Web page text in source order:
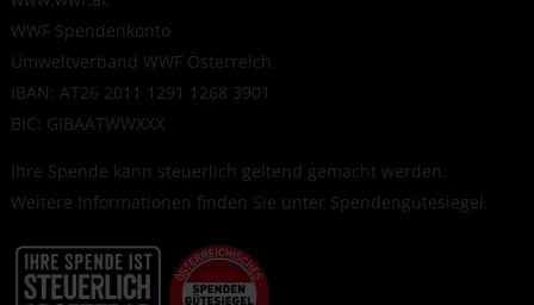
WWF Spendenkonto
Umweltverband WWF Österreich
IBAN: AT26 2011 1291 1268 3901
BIC: GIBAATWWXXX
Ihre Spende kann steuerlich geltend gemacht werden.
Weitere Informationen finden Sie unter Spendengütesiegel